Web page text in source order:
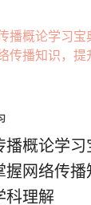
播概论学
握网络传
科理解